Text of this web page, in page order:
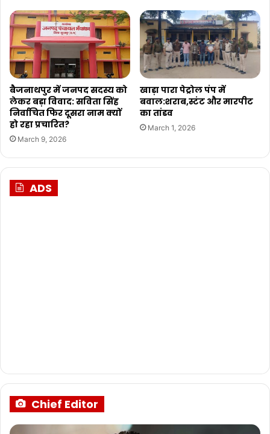
बैजनाथपुर में जनपद सदस्य को
लेकर बड़ा विवाद: सविता सिंह
निर्वाचित फिर दूसरा नाम क्यों
हो रहा प्रचारित?
March 9, 2026
खाड़ा पारा पेट्रोल पंप में
बवाल:शराब,स्टंट और मारपीट
का तांडव
March 1, 2026
ADS
Chief Editor